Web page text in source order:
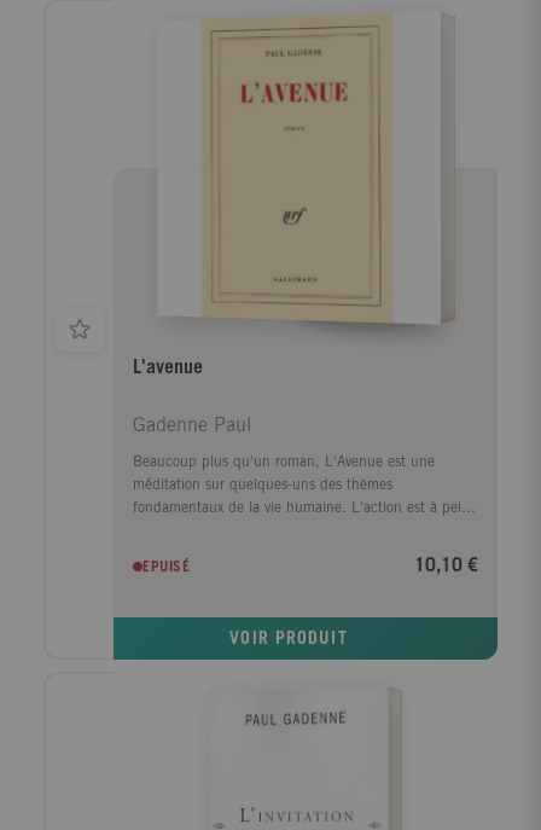
L'avenue
Gadenne Paul
Beaucoup plus qu'un roman, L'Avenue est une
méditation sur quelques-uns des thèmes
fondamentaux de la vie humaine. L'action est à peine
s'installe. Antoine est sculpteur : il a trouvé ici une
débuts, oeuvre d'où est parti son succès. Mais
intérieure. Dans cette petite ville, où apparaissent au
approuve, interprète à sa façon. C'est pourquoi
EPUISÉ 10,10 €
VOIR PRODUIT